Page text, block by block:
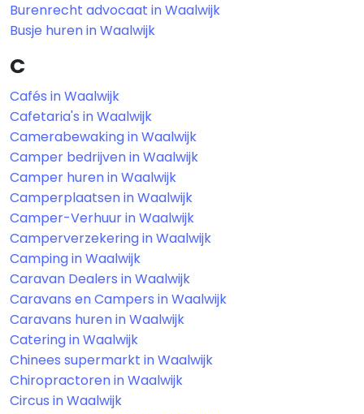
Burenrecht advocaat in Waalwijk
Busje huren in Waalwijk
C
Cafés in Waalwijk
Cafetaria's in Waalwijk
Camerabewaking in Waalwijk
Camper bedrijven in Waalwijk
Camper huren in Waalwijk
Camperplaatsen in Waalwijk
Camper-Verhuur in Waalwijk
Camperverzekering in Waalwijk
Camping in Waalwijk
Caravan Dealers in Waalwijk
Caravans en Campers in Waalwijk
Caravans huren in Waalwijk
Catering in Waalwijk
Chinees supermarkt in Waalwijk
Chiropractoren in Waalwijk
Circus in Waalwijk